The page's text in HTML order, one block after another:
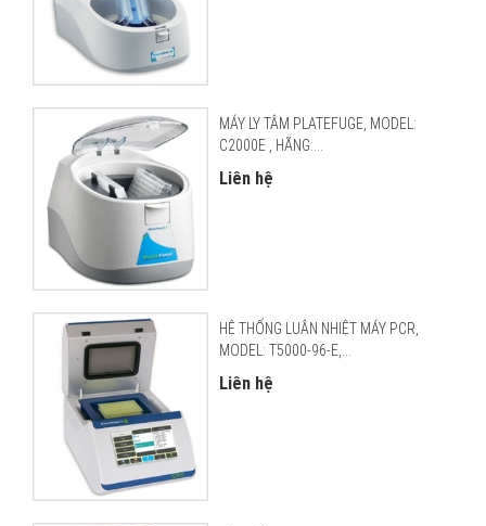
MÁY LY TÂM PLATEFUGE, MODEL:
C2000E , HÃNG:...
Liên hệ
HỆ THỐNG LUÂN NHIỆT MÁY PCR,
MODEL: T5000-96-E,...
Liên hệ